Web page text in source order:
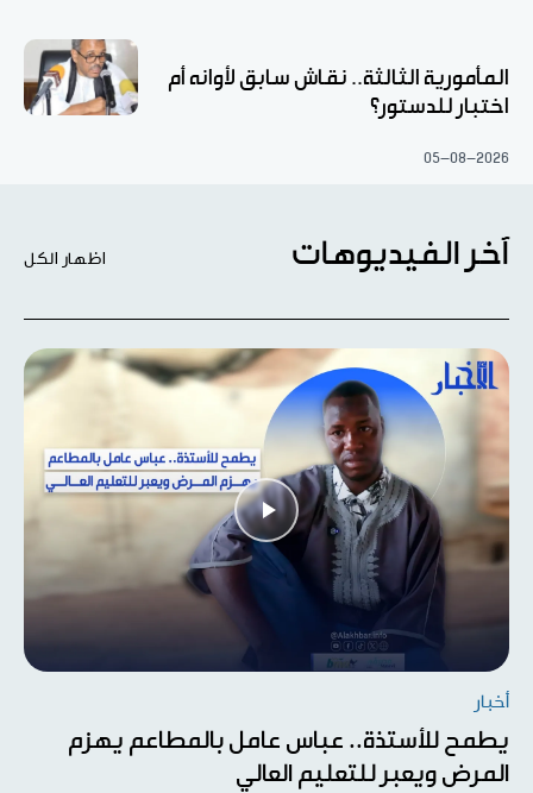
المأمورية الثالثة.. نقاش سابق لأوانه أم
اختبار للدستور؟
05-08-2026
آخر الفيديوهات اظهار الكل
أخبار
يطمح للأستذة.. عباس عامل بالمطاعم يهزم
المرض ويعبر للتعليم العالي